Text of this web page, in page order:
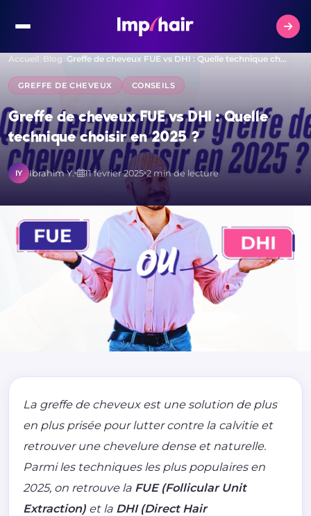
Accueil Blog Greffe de cheveux FUE vs DHI : Quelle technique ch…
GREFFE DE CHEVEUX CONSEILS
Greffe de cheveux FUE vs DHI : Quelle
technique choisir en 2025 ?
IY Ibrahim Y. 11 février 2025 2 min de lecture
La greffe de cheveux est une solution de plus
en plus prisée pour lutter contre la calvitie et
retrouver une chevelure dense et naturelle.
Parmi les techniques les plus populaires en
2025, on retrouve la FUE (Follicular Unit
Extraction) et la DHI (Direct Hair